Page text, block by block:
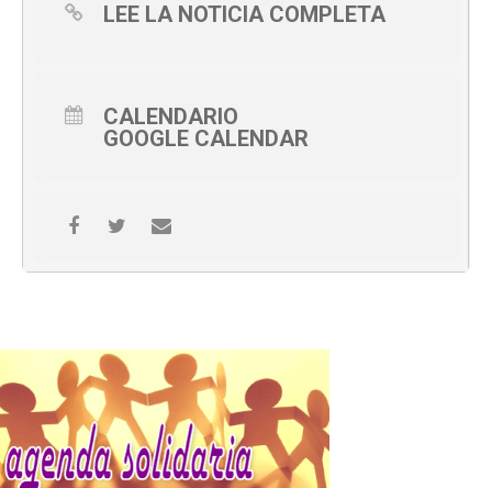
LEE LA NOTICIA COMPLETA
CALENDARIO
GOOGLE CALENDAR